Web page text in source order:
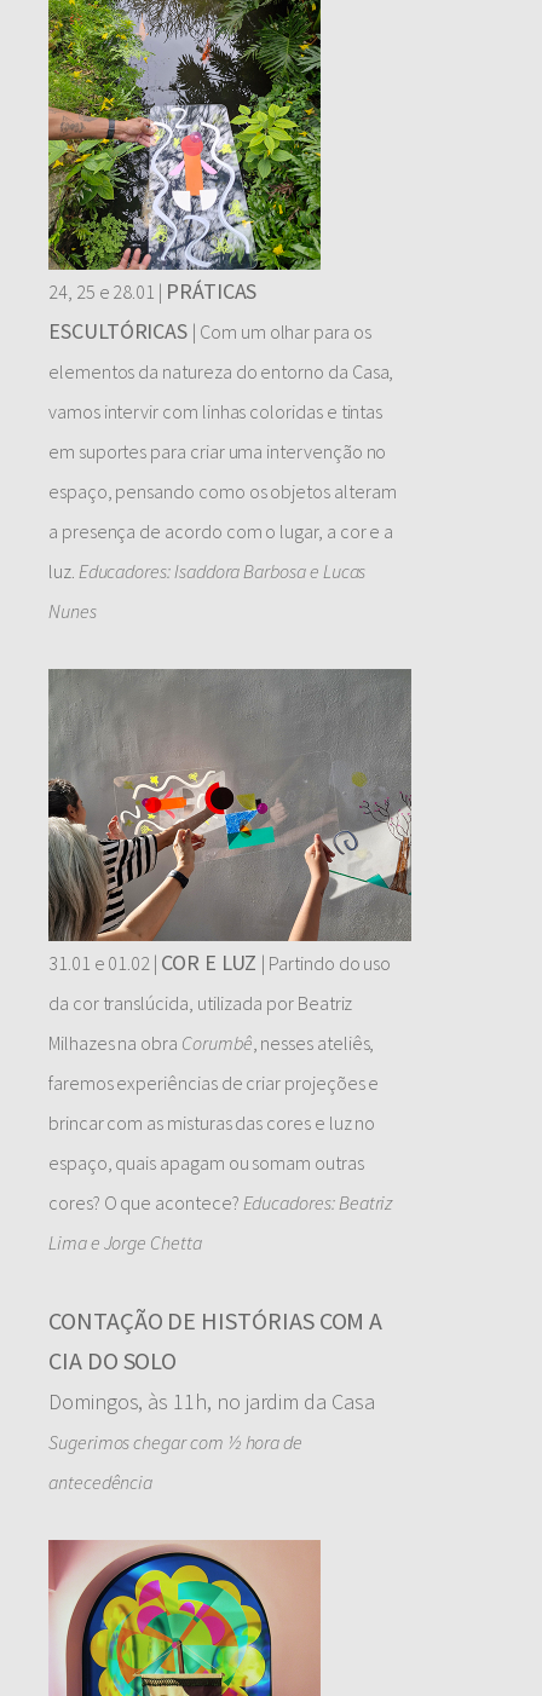
24, 25 e 28.01 | PRÁTICAS
ESCULTÓRICAS | Com um olhar para os
elementos da natureza do entorno da Casa,
vamos intervir com linhas coloridas e tintas
em suportes para criar uma intervenção no
espaço, pensando como os objetos alteram
a presença de acordo com o lugar, a cor e a
luz. Educadores: Isaddora Barbosa e Lucas
Nunes
31.01 e 01.02 | COR E LUZ | Partindo do uso
da cor translúcida, utilizada por Beatriz
Milhazes na obra Corumbê, nesses ateliês,
faremos experiências de criar projeções e
brincar com as misturas das cores e luz no
espaço, quais apagam ou somam outras
cores? O que acontece? Educadores: Beatriz
Lima e Jorge Chetta
CONTAÇÃO DE HISTÓRIAS COM A
CIA DO SOLO
Domingos, às 11h, no jardim da Casa
Sugerimos chegar com ½ hora de
antecedência